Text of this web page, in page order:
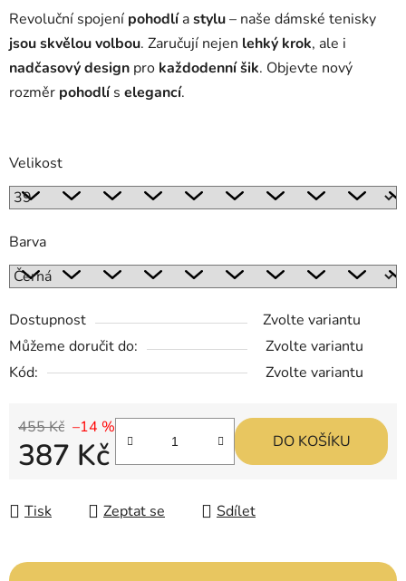
Revoluční spojení pohodlíastylu– naše dámské tenisky
jsou skvělou volbou. Zaručují nejen lehký krok, ale i
nadčasový design pro každodenní šik. Objevte nový
rozměr pohodlís elegancí.
Velikost
Barva
Dostupnost
Zvolte variantu
Můžeme doručit do:
Zvolte variantu
Kód:
Zvolte variantu
455 Kč –14 %
387 Kč DO KOŠÍKU
Tisk Zeptat se Sdílet